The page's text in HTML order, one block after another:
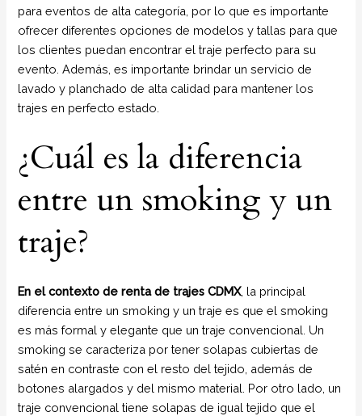
para eventos de alta categoría, por lo que es importante
ofrecer diferentes opciones de modelos y tallas para que
los clientes puedan encontrar el traje perfecto para su
evento. Además, es importante brindar un servicio de
lavado y planchado de alta calidad para mantener los
trajes en perfecto estado.
¿Cuál es la diferencia
entre un smoking y un
traje?
En el contexto de renta de trajes CDMX, la principal
diferencia entre un smoking y un traje es que el smoking
es más formal y elegante que un traje convencional. Un
smoking se caracteriza por tener solapas cubiertas de
satén en contraste con el resto del tejido, además de
botones alargados y del mismo material. Por otro lado, un
traje convencional tiene solapas de igual tejido que el